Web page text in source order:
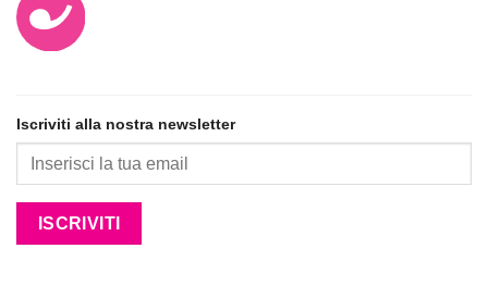
Iscriviti alla nostra newsletter